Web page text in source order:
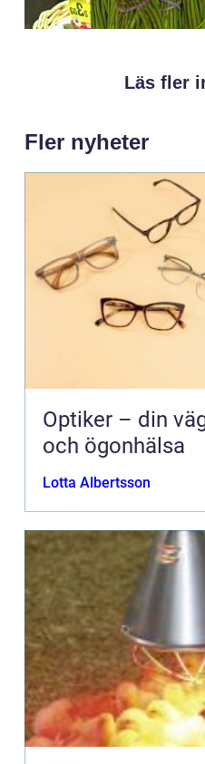
Läs fler
Fler nyheter
Optiker – din
och ögonhälsa
Lotta Albertsson